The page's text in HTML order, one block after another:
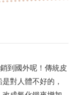
到國外呢！傳統皮
對人體不好的，